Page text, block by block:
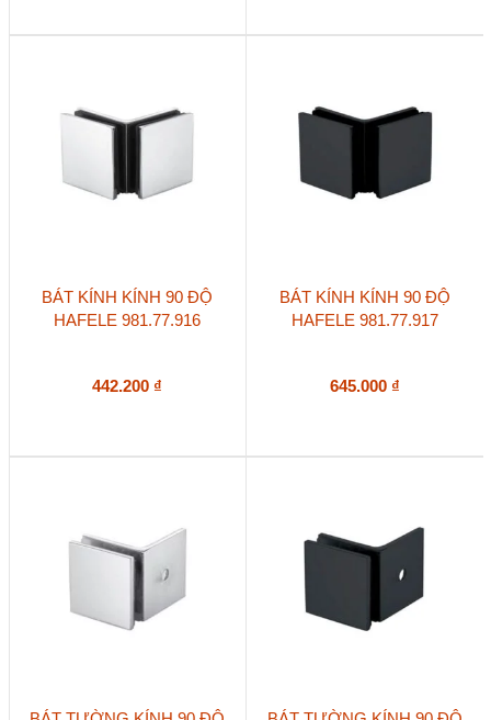
BÁT KÍNH KÍNH 90 ĐỘ
HAFELE 981.77.916
442.200 ₫
BÁT KÍNH KÍNH 90 ĐỘ
HAFELE 981.77.917
645.000 ₫